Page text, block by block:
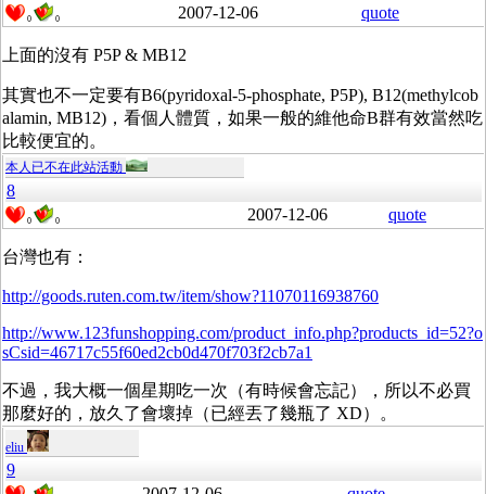
0 0 2007-12-06 quote
上面的沒有 P5P & MB12
其實也不一定要有B6(pyridoxal-5-phosphate, P5P), B12(methylcob
alamin, MB12)，看個人體質，如果一般的維他命B群有效當然吃
比較便宜的。
本人已不在此站活動
8
0 0 2007-12-06 quote
台灣也有：
http://goods.ruten.com.tw/item/show?11070116938760
http://www.123funshopping.com/product_info.php?products_id=52?o
sCsid=46717c55f60ed2cb0d470f703f2cb7a1
不過，我大概一個星期吃一次（有時候會忘記），所以不必買
那麼好的，放久了會壞掉（已經丟了幾瓶了 XD）。
eliu
9